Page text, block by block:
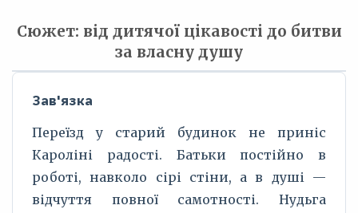
Сюжет: від дитячої цікавості до битви
за власну душу
Зав'язка
Переїзд у старий будинок не приніс
Кароліні радості. Батьки постійно в
роботі, навколо сірі стіни, а в душі —
відчуття повної самотності. Нудьга